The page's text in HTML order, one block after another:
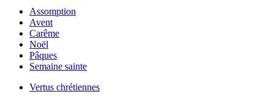
Assomption
Avent
Carême
Noël
Pâques
Semaine sainte
Vertus chrétiennes